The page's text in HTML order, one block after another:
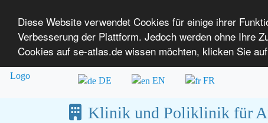
Diese Website verwendet Cookies für einige ihrer
Verbesserung der Plattform. Jedoch werden ohne Ihre
Cookies auf se-atlas.de wissen möchten, klicken Sie
SE-ATLAS
Versorgungsatlas für Menschen
Überblick über Einrichtungen Über uns
DE EN FR
Klinik und Poliklinik für